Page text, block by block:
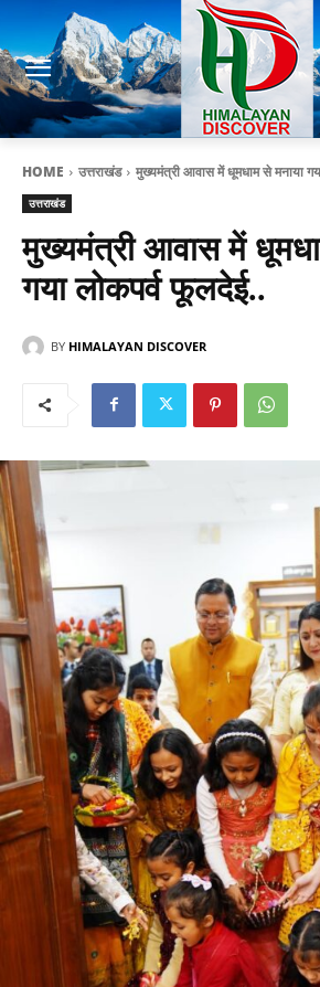
HOME उत्तराखंड मुख्यमंत्री आवास में धूमधाम से मनाया
उत्तराखंड
मुख्यमंत्री आवास में
गया लोकपर्व फूलदेई..
BY HIMALAYAN DISCOVER